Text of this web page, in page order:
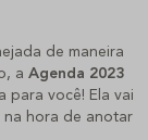
de maneira
a Agenda 2023
para você! Ela vai
hora de anotar